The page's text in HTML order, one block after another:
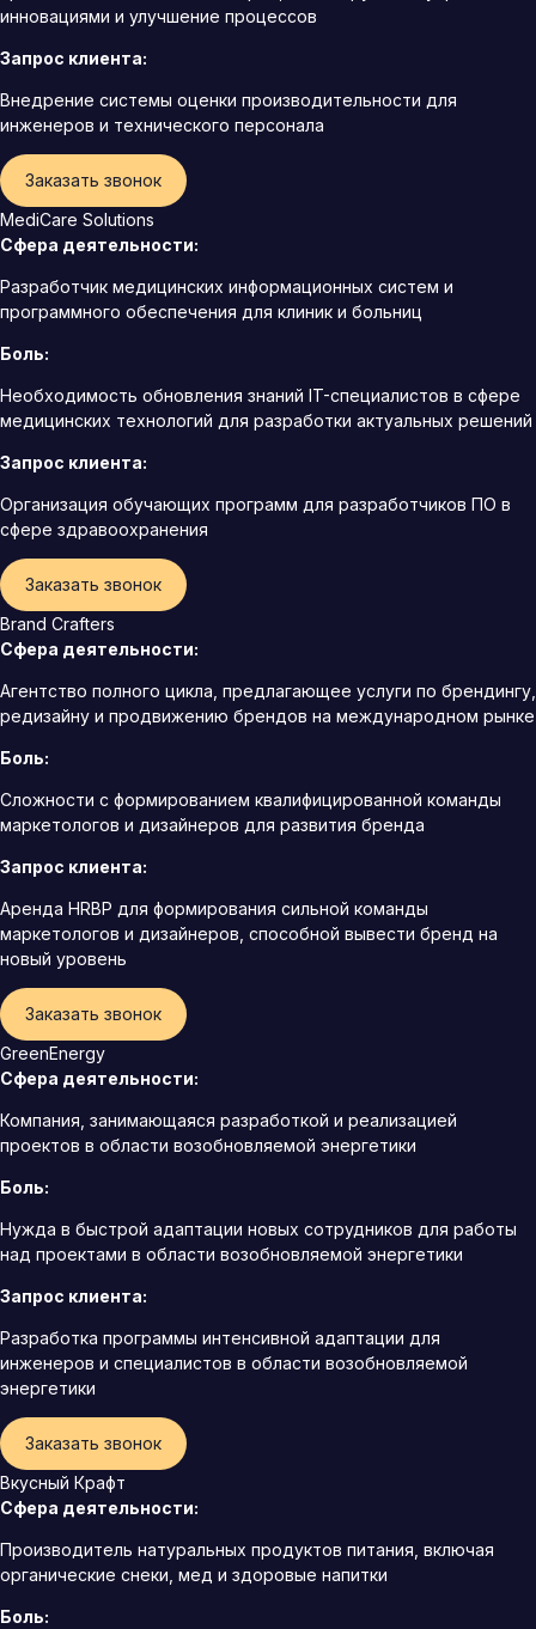
инновациями и улучшение процессов
Запрос клиента:
Внедрение системы оценки производительности для
инженеров и технического персонала
Заказать звонок
MediCare Solutions
Сфера деятельности:
Разработчик медицинских информационных систем и
программного обеспечения для клиник и больниц
Боль:
Необходимость обновления знаний IT-специалистов в сфере
медицинских технологий для разработки актуальных решений
Запрос клиента:
Организация обучающих программ для разработчиков ПО в
сфере здравоохранения
Заказать звонок
Brand Crafters
Сфера деятельности:
Агентство полного цикла, предлагающее услуги по брендингу,
редизайну и продвижению брендов на международном рынке
Боль:
Сложности с формированием квалифицированной команды
маркетологов и дизайнеров для развития бренда
Запрос клиента:
Аренда HRBP для формирования сильной команды
маркетологов и дизайнеров, способной вывести бренд на
новый уровень
Заказать звонок
GreenEnergy
Сфера деятельности:
Компания, занимающаяся разработкой и реализацией
проектов в области возобновляемой энергетики
Боль:
Нужда в быстрой адаптации новых сотрудников для работы
над проектами в области возобновляемой энергетики
Запрос клиента:
Разработка программы интенсивной адаптации для
инженеров и специалистов в области возобновляемой
энергетики
Заказать звонок
Вкусный Крафт
Сфера деятельности:
Производитель натуральных продуктов питания, включая
органические снеки, мед и здоровые напитки
Боль: